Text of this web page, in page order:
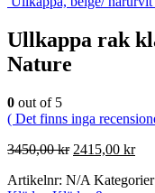
Ullkappa rak
Nature
0 out of 5
( Det finns inga
3450,00kr Det
priset
2415,00 krDet
Artikelnr: N/A